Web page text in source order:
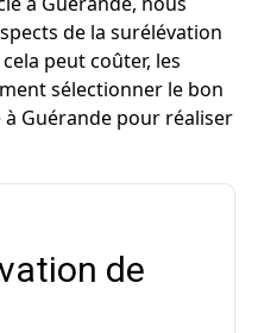
de la surélévation
peut coûter, les
sélectionner le bon
Guérande pour réaliser
de